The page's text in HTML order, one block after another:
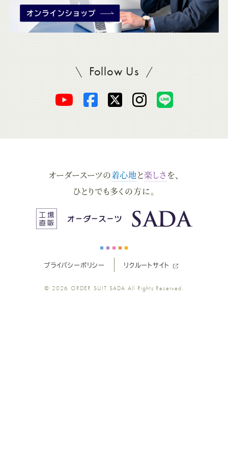
Follow UsSADAをフォロー
オ
ー
ス
ツ
オ
ー
ス
ー
オ
ー
ス
ー
ツ
オ
ー
ス
ツ
ス
ツ
オーダースーツの着心地と楽しさ を、
ひとりでも多くの方に。
プライバシーポリシー リクルートサイト
© 2026 ORDER SUIT SADA All Rights Reserved.